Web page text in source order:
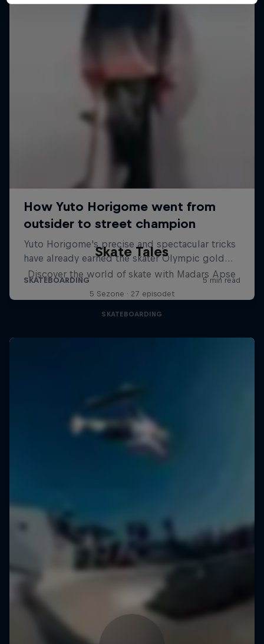
Skate Tales
Discover the world of skate with Madars Apse
5 Sezone · 27 episodet
SKATEBOARDING